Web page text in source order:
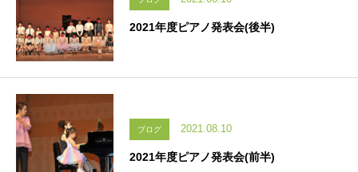
2021年度ピアノ発表会(後半)
ブログ 2021.08.10
2021年度ピアノ発表会(前半)